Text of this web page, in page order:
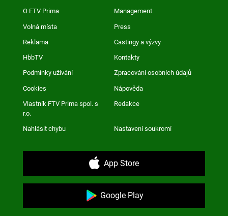
O FTV Prima Management
Volná místa Press
Reklama Castingy a výzvy
HbbTV Kontakty
Podmínky užívání Zpracování osobních údajů
Cookies Nápověda
Vlastník FTV Prima spol. s
r.o.
Redakce
Nahlásit chybu Nastavení soukromí
App Store
Google Play